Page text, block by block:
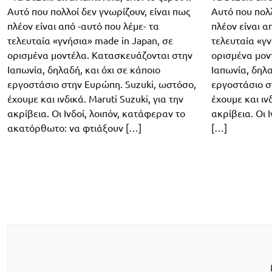
Αυτό που πολλοί δεν γνωρίζουν, είναι πως
πλέον είναι από -αυτό που λέμε- τα
τελευταία «γνήσια» made in Japan, σε
ορισμένα μοντέλα. Κατασκευάζονται στην
Ιαπωνία, δηλαδή, και όχι σε κάποιο
εργοστάσιο στην Ευρώπη. Suzuki, ωστόσο,
έχουμε και ινδικά. Maruti Suzuki, για την
ακρίβεια. Οι Ινδοί, λοιπόν, κατάφεραν το
ακατόρθωτο: να φτιάξουν […]
Αυτό που
πλέον είναι
τελευταία
ορισμένα
Ιαπωνία,
εργοστάσιο
έχουμε και
ακρίβεια. Οι
[…]